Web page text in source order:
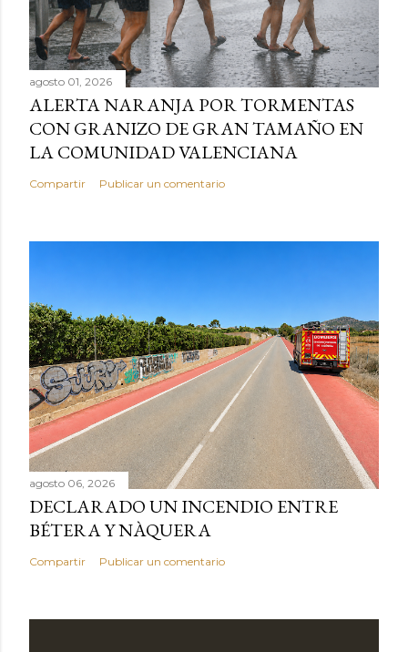
agosto 01, 2026
ALERTA NARANJA POR TORMENTAS
CON GRANIZO DE GRAN TAMAÑO EN
LA COMUNIDAD VALENCIANA
Compartir Publicar un comentario
agosto 06, 2026
DECLARADO UN INCENDIO ENTRE
BÉTERA Y NÀQUERA
Compartir Publicar un comentario